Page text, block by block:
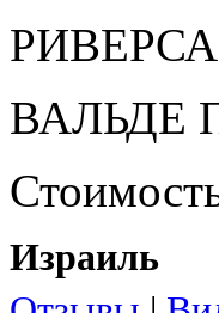
ВАЛЬДЕ
Израиль